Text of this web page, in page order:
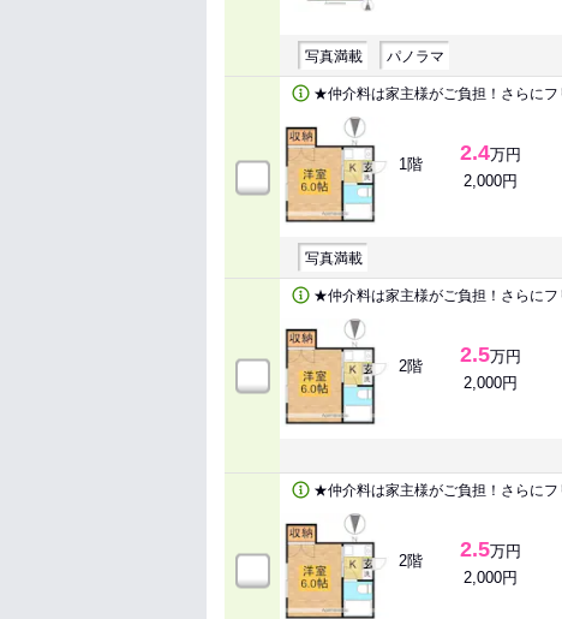
写真満載 パノラマ
★仲介料は家主様がご負担！さらに
1階 2.4万円
2,000円
写真満載
★仲介料は家主様がご負担！さらに
2階 2.5万円
2,000円
★仲介料は家主様がご負担！さらに
2階 2.5万円
2,000円